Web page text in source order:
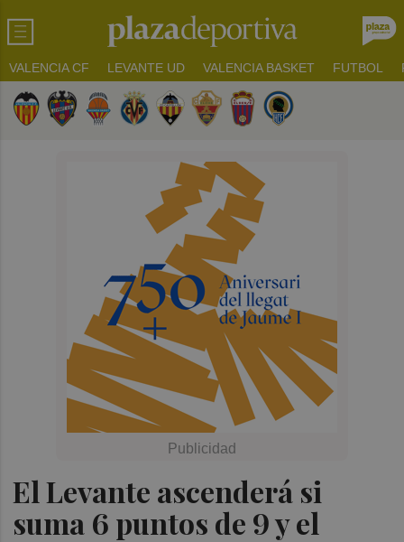
VALENCIA CF LEVANTE UD VALENCIA BASKET FUTBOL
El Levante ascenderá si
suma 6 puntos de 9 y el